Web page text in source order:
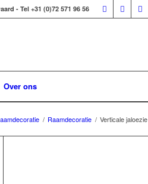
- Tel +31 (0)72 571 96 56
Over ons
/ Raamdecoratie / Verticale jaloezie